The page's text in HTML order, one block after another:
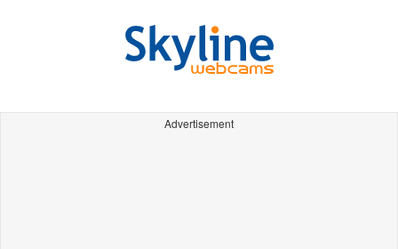
Advertisement